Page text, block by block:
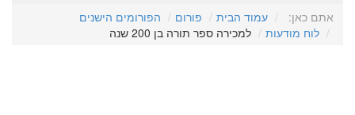
אתם כאן: עמוד הבית פורום
הפורומים הישנים
לוח מודעות
למכירה ספר תורה בן 200 שנה